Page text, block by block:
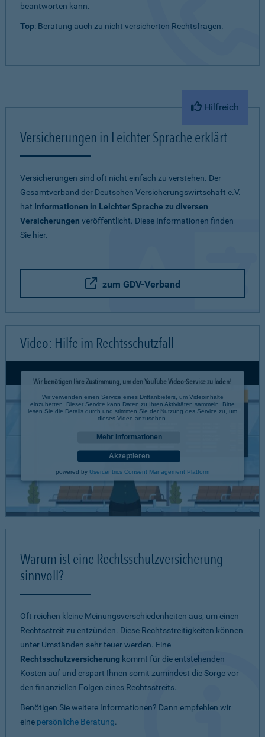
beantworten kann.
Top: Beratung auch zu nicht versicherten Rechtsfragen.
Hilfreich
Versicherungen in Leichter Sprache erklärt
Versicherungen sind oft nicht einfach zu verstehen. Der
Gesamtverband der Deutschen Versicherungswirtschaft e.V.
hat Informationen in Leichter Sprache zu diversen
Versicherungen veröffentlicht. Diese Informationen finden
Sie hier.
zum GDV-Verband
Video: Hilfe im Rechtsschutzfall
Wir benötigen Ihre Zustimmung, um den YouTube Video-Service zu laden!
Wir verwenden einen Service eines Drittanbieters, um Videoinhalte
einzubetten. Dieser Service kann Daten zu Ihren Aktivitäten sammeln. Bitte
lesen Sie die Details durch und stimmen Sie der Nutzung des Service zu, um
dieses Video anzusehen.
Mehr Informationen
Akzeptieren
powered by Usercentrics Consent Management Platform
Warum ist eine Rechtsschutzversicherung
sinnvoll?
Oft reichen kleine Meinungsverschiedenheiten aus, um einen
Rechtsstreit zu entzünden. Diese Rechtsstreitigkeiten können
unter Umständen sehr teuer werden. Eine
Rechtsschutzversicherung kommt für die entstehenden
Kosten auf und erspart Ihnen somit zumindest die Sorge vor
den finanziellen Folgen eines Rechtsstreits.
Benötigen Sie weitere Informationen? Dann empfehlen wir
eine persönliche Beratung.